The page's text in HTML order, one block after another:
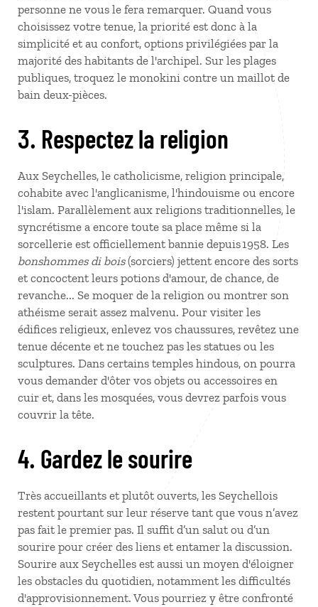
personne ne vous le fera remarquer. Quand vous
choisissez votre tenue, la priorité est donc à la
simplicité et au confort, options privilégiées par la
majorité des habitants de l'archipel. Sur les plages
publiques, troquez le monokini contre un maillot de
bain deux-pièces.
3. Respectez la religion
Aux Seychelles, le catholicisme, religion principale,
cohabite avec l'anglicanisme, l'hindouisme ou encore
l'islam. Parallèlement aux religions traditionnelles, le
syncrétisme a encore toute sa place même si la
sorcellerie est officiellement bannie depuis 1958. Les
bonshommes di bois(sorciers) jettent encore des sorts
et concoctent leurs potions d'amour, de chance, de
revanche... Se moquer de la religion ou montrer son
athéisme serait assez malvenu. Pour visiter les
édifices religieux, enlevez vos chaussures, revêtez une
tenue décente et ne touchez pas les statues ou les
sculptures. Dans certains temples hindous, on pourra
vous demander d'ôter vos objets ou accessoires en
cuir et, dans les mosquées, vous devrez parfois vous
couvrir la tête.
4. Gardez le sourire
Très accueillants et plutôt ouverts, les Seychellois
restent pourtant sur leur réserve tant que vous n’avez
pas fait le premier pas. Il suffit d’un salut ou d’un
sourire pour créer des liens et entamer la discussion.
Sourire aux Seychelles est aussi un moyen d'éloigner
les obstacles du quotidien, notamment les difficultés
d'approvisionnement. Vous pourriez y être confronté